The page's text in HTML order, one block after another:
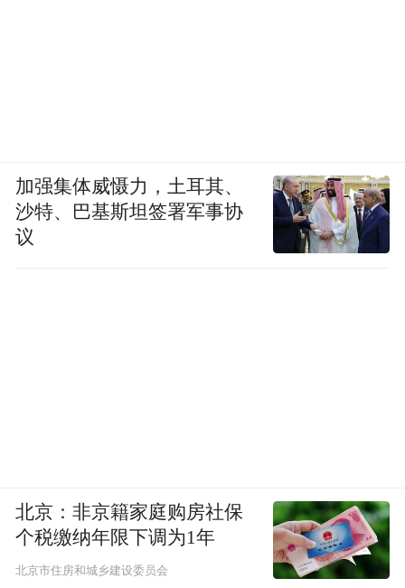
加强集体威慑力，土耳其、
沙特、巴基斯坦签署军事协
议
北京：非京籍家庭购房社保
个税缴纳年限下调为1年
北京市住房和城乡建设委员会